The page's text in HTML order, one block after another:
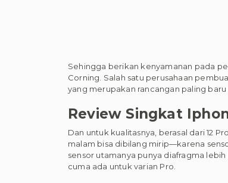
Sehingga berikan kenyamanan pada
Corning. Salah satu perusahaan
yang merupakan rancangan paling
Review Singkat
Dan untuk kualitasnya, berasal dari 12
malam bisa dibilang mirip—karena
sensor utamanya punya diafragma lebih
cuma ada untuk varian Pro.